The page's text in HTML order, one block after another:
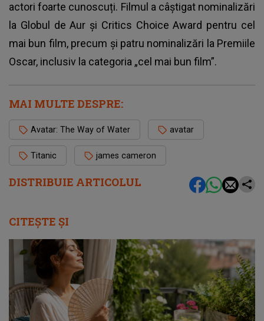
DISTRIBUIE ARTICOLUL
actori foarte cunoscuți. Filmul a câștigat nominalizări
la Globul de Aur și Critics Choice Award pentru cel
mai bun film, precum și patru nominalizări la Premiile
Oscar, inclusiv la categoria „cel mai bun film”.
MAI MULTE DESPRE:
Avatar: The Way of Water avatar
Titanic james cameron
CITEȘTE ȘI